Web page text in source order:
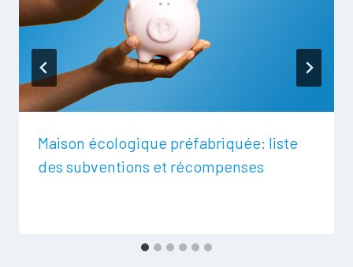
Maison écologique préfabriquée: liste
des subventions et récompenses